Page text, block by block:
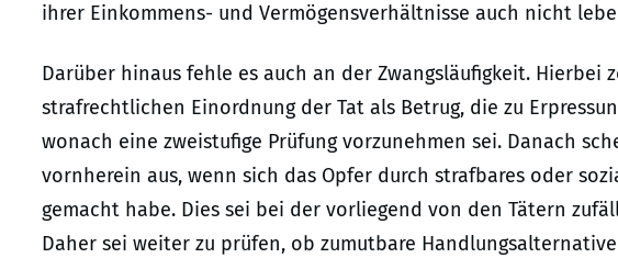
ihrer Einkommens- und Vermögensverhältnisse auch nicht
Darüber hinaus fehle es auch an der Zwangsläufigkeit. Hierbei
strafrechtlichen Einordnung der Tat als Betrug, die zu
wonach eine zweistufige Prüfung vorzunehmen sei. Danach
vornherein aus, wenn sich das Opfer durch strafbares oder
gemacht habe. Dies sei bei der vorliegend von den Tätern
Daher sei weiter zu prüfen, ob zumutbare